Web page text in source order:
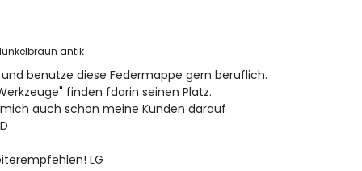
antik
und benutze diese Federmappe gern beruflich.
finden fdarin seinen Platz.
auch schon meine Kunden darauf
LG